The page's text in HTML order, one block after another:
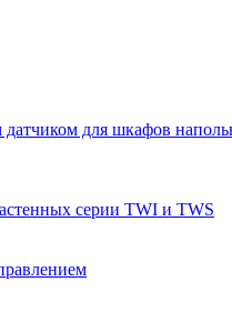
для шкафов
серии TWI и TWS